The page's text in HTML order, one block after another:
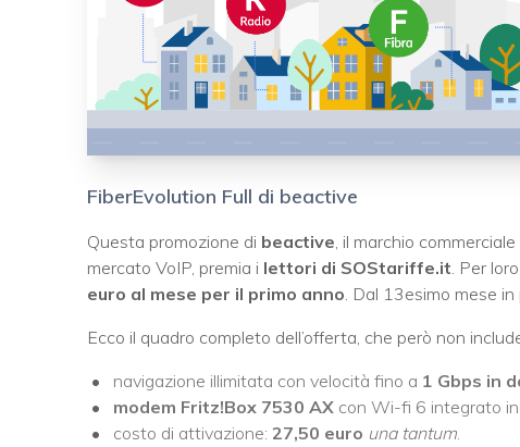
FiberEvolution Full di beactive
Questa promozione di beactive, il marchio
mercato VoIP, premia i lettori di SOStariffe.it. Per
euro al mese per il primo anno. Dal 13esimo mese
Ecco il quadro completo dell’offerta, che però non
navigazione illimitata con velocità fino a 1 Gbps in
modem Fritz!Box 7530 AX con Wi-fi 6 integrato
costo di attivazione: 27,50 euro una tantum.